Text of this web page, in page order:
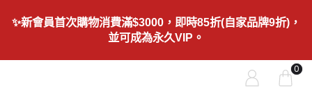
✨新會員首次購物消費滿$3000，即時85折(自家品牌9折)，
並可成為永久VIP。
0